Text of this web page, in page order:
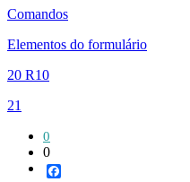
Comandos
Elementos do formulário
20 R10
21
0
0